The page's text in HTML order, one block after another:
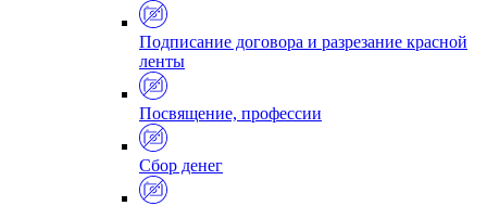
Подписание договора и разрезание красной
ленты
Посвящение, профессии
Сбор денег